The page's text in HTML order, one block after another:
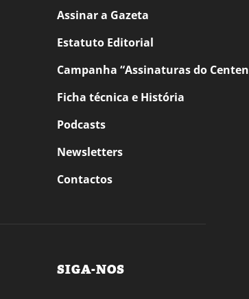
Assinar a Gazeta
Estatuto Editorial
Campanha “Assinaturas do
Ficha técnica e História
Podcasts
Newsletters
Contactos
SIGA-NOS